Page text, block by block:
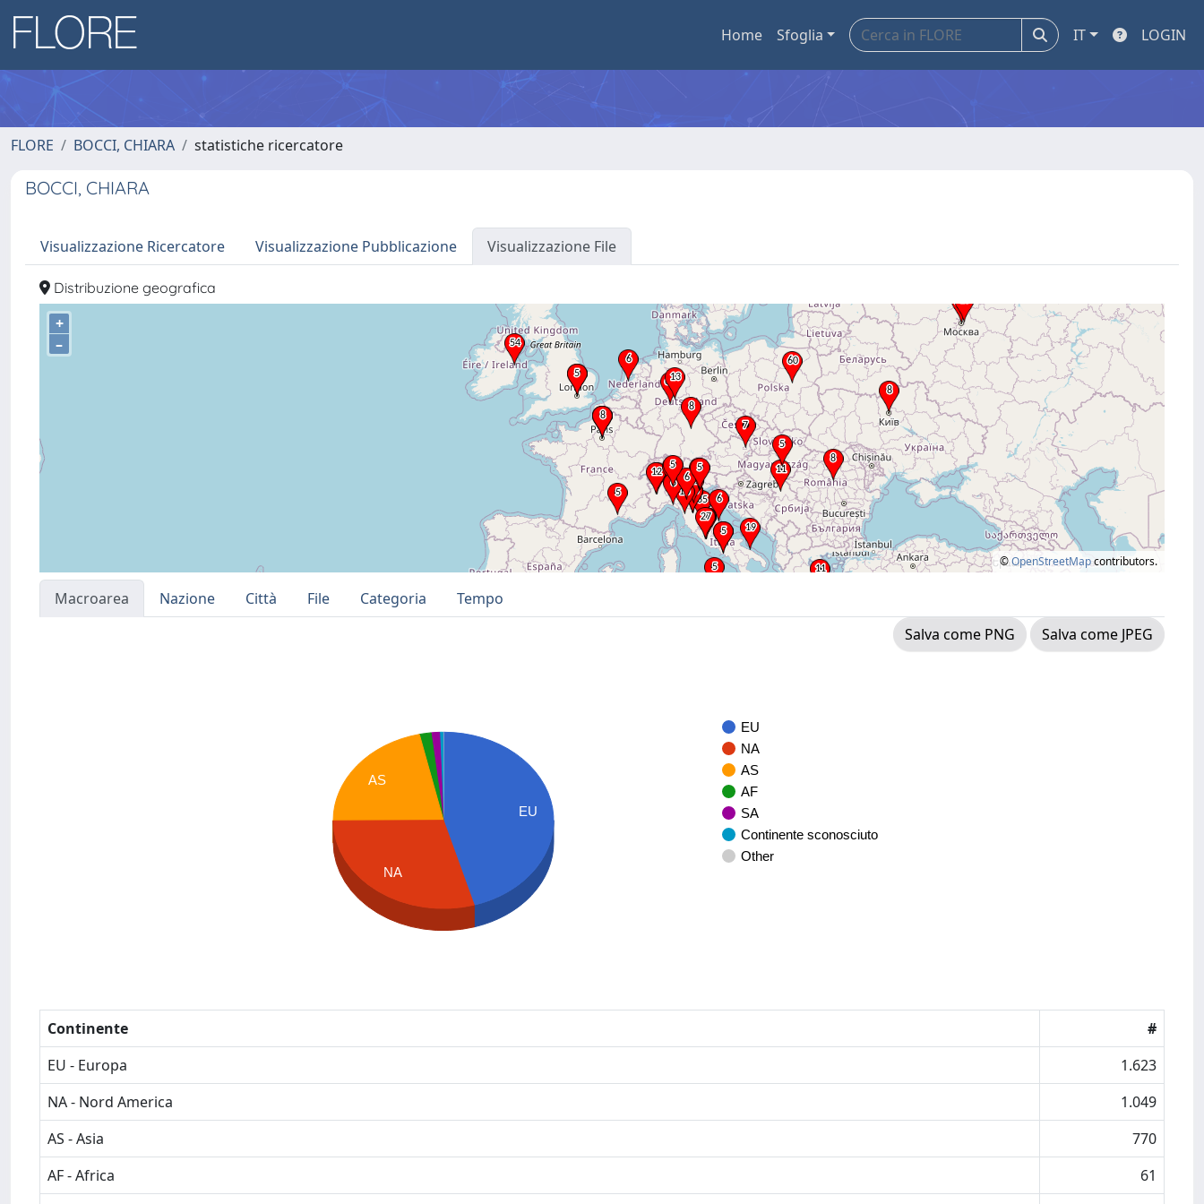
Home Sfoglia IT LOGIN
FLORE BOCCI, CHIARA statistiche ricercatore
BOCCI, CHIARA
Visualizzazione Ricercatore Visualizzazione Pubblicazione Visualizzazione File
Distribuzione geografica
+
–
©OpenStreetMapcontributors.
Macroarea Nazione Città File Categoria
Tempo
Salva come PNG
Salva come JPEG
EU
NA
AS
AF
SA
Continente sconosciuto
Other
EU
AS
NA
Continente
#
EU - Europa
1.623
NA - Nord America
1.049
AS - Asia
770
AF - Africa
61